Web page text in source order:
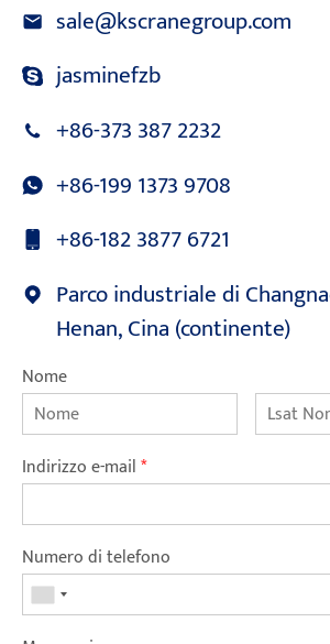
sale@kscranegroup.com
jasminefzb
+86-373 387 2232
+86-199 1373 9708
+86-182 3877 6721
Parco industriale di
Henan, Cina (continente)
Nome
Indirizzo e-mail*
Numero di telefono